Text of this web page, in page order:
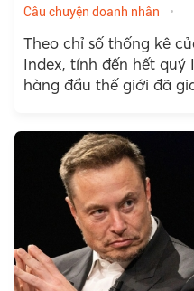
Câu chuyện doanh nhân
Theo chỉ số thống kê
Index, tính đến hết quý
hàng đầu thế giới đã